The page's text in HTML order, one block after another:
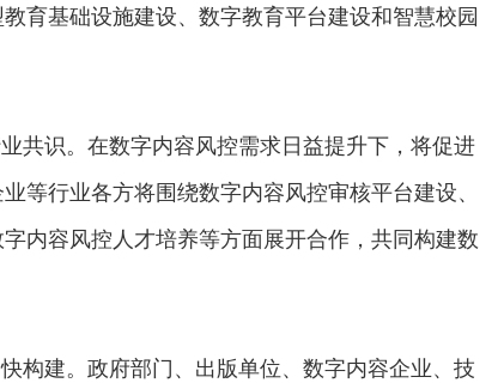
育基础设施建设、数字教育平台建设和智慧校园
识。在数字内容风控需求日益提升下，将促进
等行业各方将围绕数字内容风控审核平台建设、
内容风控人才培养等方面展开合作，共同构建数
建。政府部门、出版单位、数字内容企业、技